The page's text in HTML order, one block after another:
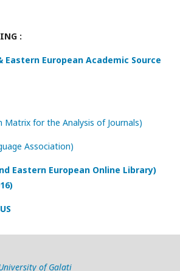
:
Eastern European Academic Source
for the Analysis of Journals)
Association)
Eastern European Online Library)
of Galati